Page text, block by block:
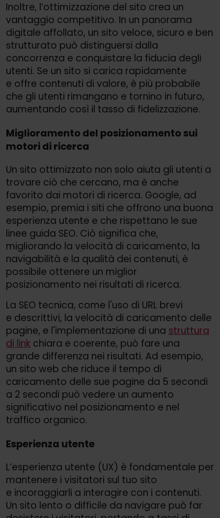
Inoltre, l’ottimizzazione del sito crea un
vantaggio competitivo. In un panorama
digitale affollato, un sito veloce, sicuro e ben
strutturato può distinguersi dalla
concorrenza e conquistare la fiducia degli
utenti. Se un sito si carica rapidamente
e offre contenuti di valore, è più probabile
che gli utenti rimangano e tornino in futuro,
aumentando così il tasso di fidelizzazione.
Miglioramento del posizionamento sui
motori di ricerca
Un sito ottimizzato non solo aiuta gli utenti a
trovare ciò che cercano, ma è anche
favorito dai motori di ricerca. Google, ad
esempio, premia i siti che offrono una buona
esperienza utente e che rispettano le sue
linee guida SEO. Ciò significa che,
migliorando la velocità di caricamento, la
navigabilità e la qualità dei contenuti, è
possibile ottenere un miglior
posizionamento nei risultati di ricerca.
La SEO tecnica, come l'uso di URL brevi
e descrittivi, la velocità di caricamento delle
pagine, e l'implementazione di una struttura
di link chiara e coerente, può fare una
grande differenza nei risultati. Ad esempio,
un sito web che riduce il tempo di
caricamento delle sue pagine da 5 secondi
a 2 secondi può vedere un aumento
significativo nel posizionamento e nel
traffico organico.
Esperienza utente
L’esperienza utente (UX) è fondamentale per
mantenere i visitatori sul tuo sito
e incoraggiarli a interagire con i contenuti.
Un sito lento o difficile da navigare può far